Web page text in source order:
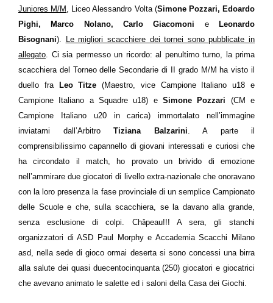
Juniores M/M , Liceo Alessandro Volta (Simone Pozzari, Edoardo
Pighi, Marco Nolano, Carlo Giacomoni e
Leonardo
Bisognani).
Le migliori scacchiere dei tornei sono pubblicate in
allegato. Ci sia permesso un ricordo: al penultimo turno, la prima
scacchiera del Torneo delle Secondarie di II grado M/M ha visto il
duello fraLeo Titze (Maestro, vice Campione Italiano u18 e
Campione Italiano a Squadre u18) e Simone Pozzari (CM e
Campione Italiano u20 in carica) immortalato nell’immagine
inviatami dall’Arbitro Tiziana Balzarini. A parte il
comprensibilissimo capannello di giovani interessati e curiosi che
ha circondato il match, ho provato un brivido di emozione
nell’ammirare due giocatori di livello extra-nazionale che onoravano
con la loro presenza la fase provinciale di un semplice Campionato
delle Scuole e che, sulla scacchiera, se la davano alla grande,
senza esclusione di colpi. Châpeau!!! A sera, gli stanchi
organizzatori di ASD Paul Morphy e Accademia Scacchi Milano
asd, nella sede di gioco ormai deserta si sono concessi una birra
alla salute dei quasi duecentocinquanta (250) giocatori e giocatrici
che avevano animato le salette ed i saloni della Casa dei Giochi.